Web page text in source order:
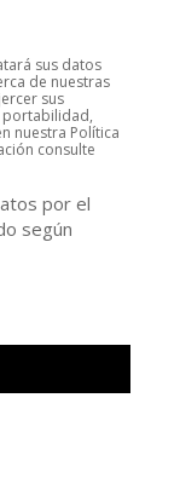
sus datos
de nuestras
sus
portabilidad,
nuestra Política
consulte
por el
según